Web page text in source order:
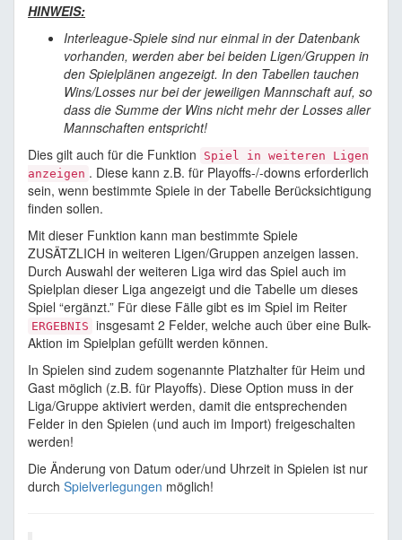
HINWEIS:
Interleague-Spiele sind nur einmal in der Datenbank
vorhanden, werden aber bei beiden Ligen/Gruppen in
den Spielplänen angezeigt. In den Tabellen tauchen
Wins/Losses nur bei der jeweiligen Mannschaft auf, so
dass die Summe der Wins nicht mehr der Losses aller
Mannschaften entspricht!
Dies gilt auch für die Funktion
Spiel in weiteren Ligen
anzeigen . Diese kann z.B. für Playoffs-/-downs erforderlich
sein, wenn bestimmte Spiele in der Tabelle Berücksichtigung
finden sollen.
Mit dieser Funktion kann man bestimmte Spiele
ZUSÄTZLICH in weiteren Ligen/Gruppen anzeigen lassen.
Durch Auswahl der weiteren Liga wird das Spiel auch im
Spielplan dieser Liga angezeigt und die Tabelle um dieses
Spiel “ergänzt.” Für diese Fälle gibt es im Spiel im Reiter
ERGEBNIS insgesamt 2 Felder, welche auch über eine Bulk-
Aktion im Spielplan gefüllt werden können.
In Spielen sind zudem sogenannte Platzhalter für Heim und
Gast möglich (z.B. für Playoffs). Diese Option muss in der
Liga/Gruppe aktiviert werden, damit die entsprechenden
Felder in den Spielen (und auch im Import) freigeschalten
werden!
Die Änderung von Datum oder/und Uhrzeit in Spielen ist nur
durch Spielverlegungen möglich!